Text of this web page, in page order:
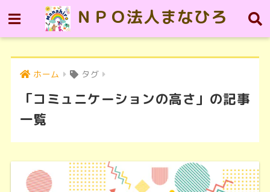
ＮＰＯ法人まなひろ
ホーム タグ
「コミュニケーションの高さ」の記事
一覧